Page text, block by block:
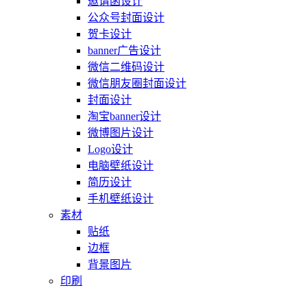
公众号封面设计
贺卡设计
banner广告设计
微信二维码设计
微信朋友圈封面设计
封面设计
淘宝banner设计
微博图片设计
Logo设计
电脑壁纸设计
简历设计
手机壁纸设计
素材
贴纸
边框
背景图片
印刷